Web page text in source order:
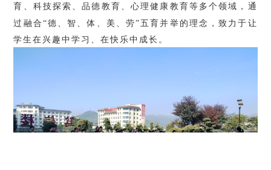
育、科技探索、品德教育、心理健康教育等多个领域，通
过融合“德、智、体
、美、劳”五育并举的理念，致力于让
学生在兴趣中学习、在快乐中成长。